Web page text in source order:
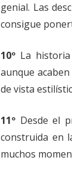
genial. Las
consigue
10º La
aunque
de vista
11º Desde el
construida en
muchos